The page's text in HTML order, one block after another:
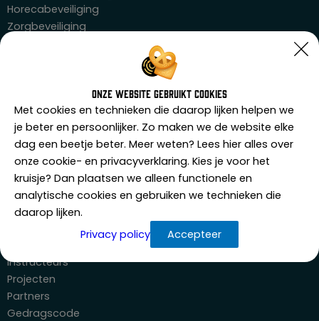
Horecabeveiliging
Zorgbeveiliging
Weerbaarheidstraining
Zorgbeveiliger
Active shooter response
Overval preventie opleiding
Security profiler training
Over ons
Instructeurs
Projecten
Partners
Gedragscode
Onze website gebruikt cookies
Met cookies en technieken die daarop lijken helpen we
je beter en persoonlijker. Zo maken we de website elke
dag een beetje beter. Meer weten? Lees hier alles over
onze cookie- en privacyverklaring. Kies je voor het
kruisje? Dan plaatsen we alleen functionele en
analytische cookies en gebruiken we technieken die
daarop lijken.
Privacy policy
Accepteer